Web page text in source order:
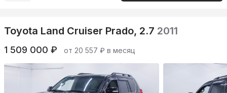
Toyota Land Cruiser Prado, 2.7 2011
1 509 000 ₽ от 20 557 ₽ в месяц